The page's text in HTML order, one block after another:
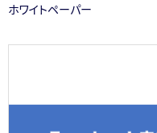
ホワイトペーパー